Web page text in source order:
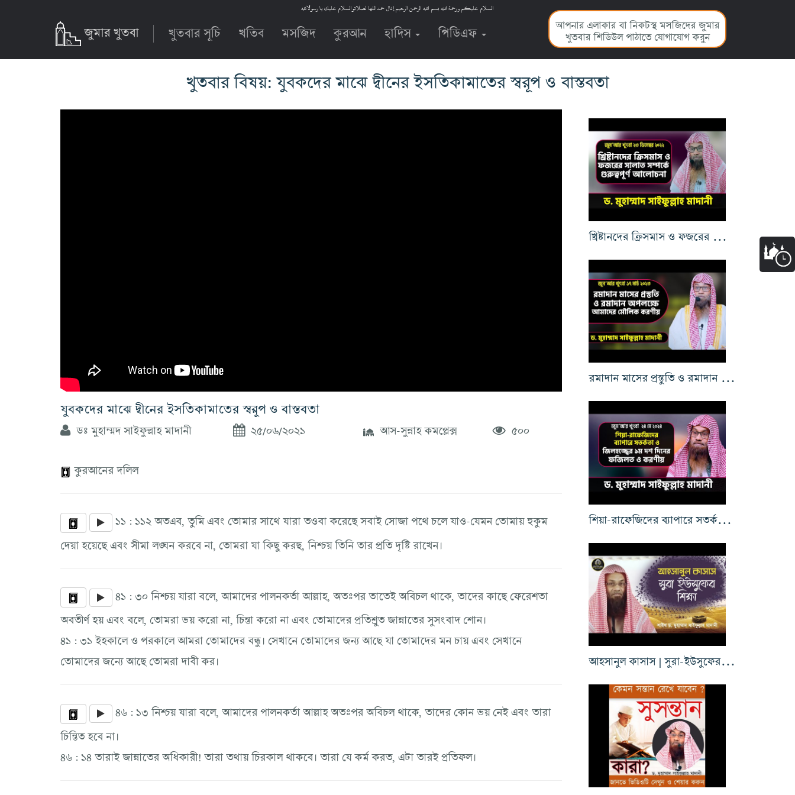
السلام عليكم ورحمة الله بسم الله الرحمن الرحيم إنال حمداللها لصلاتوالسلام عليك يا رسولالله
জুমার খুতবা খুতবার সূচি খতিব মসজিদ কুরআন হাদিস পিডিএফ
আপনার এলাকার বা নিকটস্থ মসজিদের জুমার
খুতবার শিডিউল পাঠাতে যোগাযোগ করুন
খুতবার বিষয়: যুবকদের মাঝে দ্বীনের ইসতিকামাতের স্বরূপ ও বাস্তবতা
যুবকদের মাঝে দ্বীনের ইসতিকামাতের স্বরূপ ও বাস্তবতা
ডঃ মুহাম্মদ সাইফুল্লাহ মাদানী ২৫/০৬/২০২১ আস-সুন্নাহ কমপ্লেক্স ৫০০
কুরআনের দলিল
১১ : ১১২ অতএব, তুমি এবং তোমার সাথে যারা তওবা করেছে সবাই সোজা পথে চলে যাও-যেমন তোমায় হুকুম
দেয়া হয়েছে এবং সীমা লঙ্ঘন করবে না, তোমরা যা কিছু করছ, নিশ্চয় তিনি তার প্রতি দৃষ্টি রাখেন।
৪১ : ৩০ নিশ্চয় যারা বলে, আমাদের পালনকর্তা আল্লাহ, অতঃপর তাতেই অবিচল থাকে, তাদের কাছে ফেরেশতা
অবতীর্ণ হয় এবং বলে, তোমরা ভয় করো না, চিন্তা করো না এবং তোমাদের প্রতিশ্রুত জান্নাতের সুসংবাদ শোন।
৪১ : ৩১ ইহকালে ও পরকালে আমরা তোমাদের বন্ধু। সেখানে তোমাদের জন্য আছে যা তোমাদের মন চায় এবং সেখানে
তোমাদের জন্যে আছে তোমরা দাবী কর।
৪৬ : ১৩ নিশ্চয় যারা বলে, আমাদের পালনকর্তা আল্লাহ অতঃপর অবিচল থাকে, তাদের কোন ভয় নেই এবং তারা
চিন্তিত হবে না।
৪৬ : ১৪ তারাই জান্নাতের অধিকারী! তারা তথায় চিরকাল থাকবে। তারা যে কর্ম করত, এটা তারই প্রতিফল।
শিয়া-রাফেজিদের ব্যাপারে সতর্কতা ও জিলহজ্জ্বের ১ম দশ দিনের ফজিলত ও করণীয়
আহসানুল কাসাস | সুরা-ইউসুফের শিক্ষা